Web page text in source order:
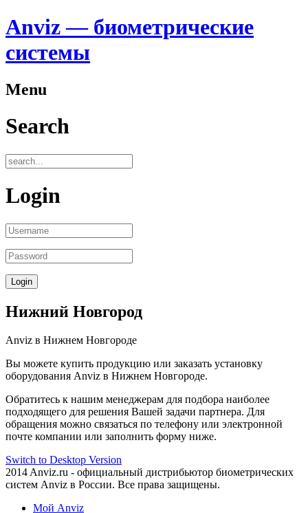
Anviz — биометрические
системы
Menu
Search
Login
Нижний Новгород
Anviz в Нижнем Новгороде
Вы можете купить продукцию или заказать установку
оборудования Anviz в Нижнем Новгороде.
Обратитесь к нашим менеджерам для подбора наиболее
подходящего для решения Вашей задачи партнера. Для
обращения можно связаться по телефону или электронной
почте компании или заполнить форму ниже.
Switch to Desktop Version
2014 Anviz.ru - официальный дистрибьютор биометрических
систем Anviz в России. Все права защищены.
Мой Anviz